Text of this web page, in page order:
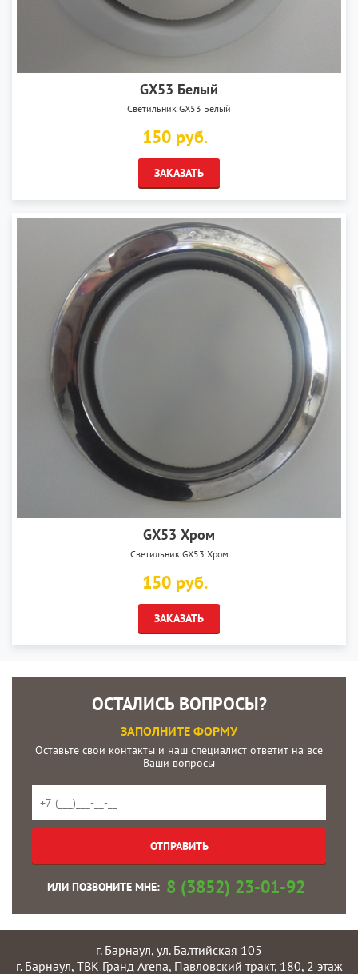
GX53 Белый
Светильник GX53 Белый
150 руб.
ЗАКАЗАТЬ
GX53 Хром
Светильник GX53 Хром
150 руб.
ЗАКАЗАТЬ
ОСТАЛИСЬ ВОПРОСЫ?
ЗАПОЛНИТЕ ФОРМУ
Оставьте свои контакты и наш специалист ответит на все
Ваши вопросы
ИЛИ ПОЗВОНИТЕ МНЕ: 8 (3852) 23-01-92
г. Барнаул, ул. Балтийская 105
г. Барнаул, ТВК Гранд Arena, Павловский тракт, 180, 2 этаж